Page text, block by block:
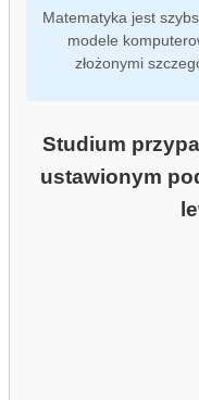
Matematyka jest
modele
złożonymi
Studium
ustawionym